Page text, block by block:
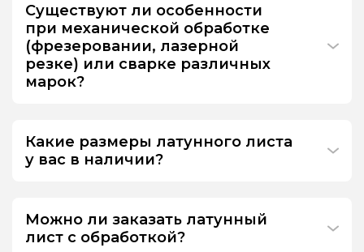
Существуют ли особенности
при механической обработке
(фрезеровании, лазерной
резке) или сварке различных
марок?
Какие размеры латунного листа
у вас в наличии?
Можно ли заказать латунный
лист с обработкой?